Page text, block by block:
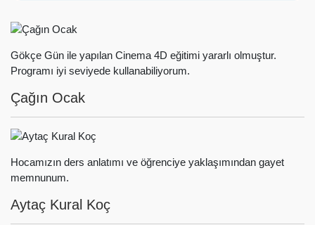
Gökçe Gün ile yapılan Cinema 4D eğitimi yararlı olmuştur.
Programı iyi seviyede kullanabiliyorum.
Çağın Ocak
Hocamızın ders anlatımı ve öğrenciye yaklaşımından gayet
memnunum.
Aytaç Kural Koç